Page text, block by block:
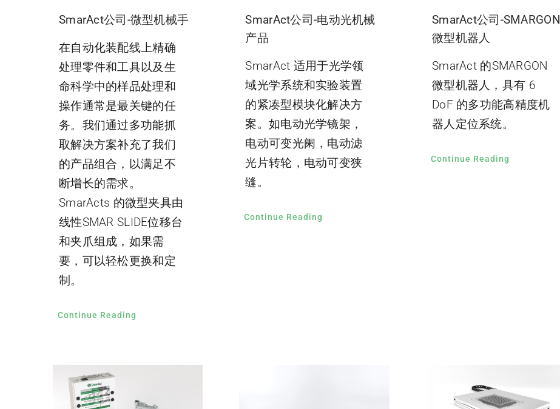
SmarAct公司-微型机械手
在自动化装配线上精确
处理零件和工具以及生
命科学中的样品处理和
操作通常是最关键的任
务。我们通过多功能抓
取解决方案补充了我们
的产品组合，以满足不
断增长的需求。
SmarActs 的微型夹具由
线性SMAR SLIDE位移台
和夹爪组成，如果需
要，可以轻松更换和定
制。
Continue Reading
SmarAct公司-电动光机械
产品
SmarAct 适用于光学领
域光学系统和实验装置
的紧凑型模块化解决方
案。如电动光学镜架，
电动可变光阑，电动滤
光片转轮，电动可变狭
缝。
Continue Reading
SmarAct公司-SMARGON
微型机器人
SmarAct 的SMARGON
微型机器人，具有 6
DoF 的多功能高精度机
器人定位系统。
Continue Reading